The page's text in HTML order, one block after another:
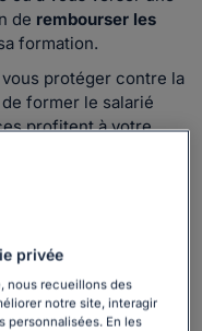
de rembourser les
formation.
protéger contre la
former le salarié
profitent à votre
clause de
de votre
à votre salarié.
privée
nous recueillons des
notre site, interagir
personnalisées. En les